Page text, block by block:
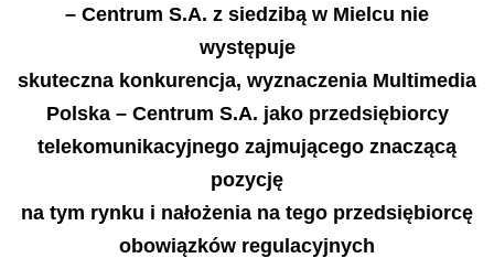
– Centrum S.A. z siedzibą w Mielcu nie
występuje
skuteczna konkurencja, wyznaczenia Multimedia
Polska – Centrum S.A. jako przedsiębiorcy
telekomunikacyjnego zajmującego znaczącą
pozycję
na tym rynku i nałożenia na tego przedsiębiorcę
obowiązków regulacyjnych